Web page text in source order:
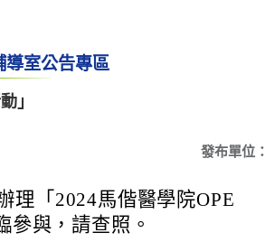
導室公告專區
」
發布單位：
理「2024馬偕醫學院OPE
參與，請查照。